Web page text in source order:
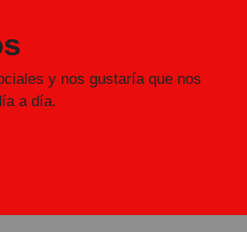
y nos gustaría que nos
a día.